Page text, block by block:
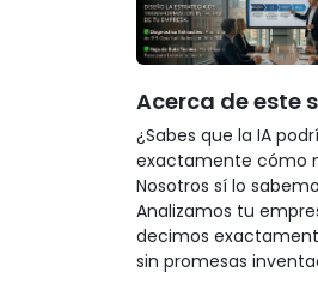
Acerca de este
¿Sabes que la IA
exactamente cómo
Nosotros sí lo
Analizamos tu
decimos
sin promesas